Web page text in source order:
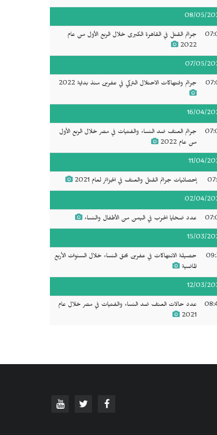
08/05/
جرائم القتل في القاهرة الكبرى خلال الربع الأول من عام
2022
07/05/
جرائم وانتهاكات الاحتلال التركي في عفرين منذ بداية 2022
16/04/
جرائم العنف ضد النساء والفتيات في مصر خلال الربع الأول
من عام 2022
11/04/
إحصائيات جرائم القتل والعنف في الجزائر لعام 2021
02/04/
عدد ضحايا الحرب في اليمن من الأطفال والنساء
15/03/
حصيلة الانتهاكات في عفرين بحق النساء خلال السنوات الأربع
الماضية
12/03/
عدد حالات العنف ضد النساء والفتيات في مصر خلال عام
2021